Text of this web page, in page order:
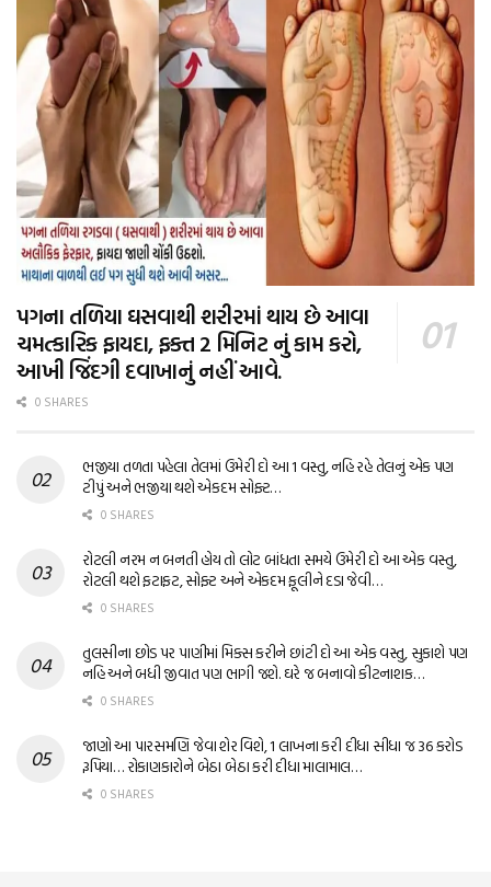
પગના તળિયા ઘસવાથી શરીરમાં થાય છે આવા
ચમત્કારિક ફાયદા, ફક્ત 2 મિનિટ નું કામ કરો,
આખી જિંદગી દવાખાનું નહીં આવે.
0 SHARES
ભજીયા તળતા પહેલા તેલમાં ઉમેરી દો આ 1 વસ્તુ, નહિ રહે તેલનું એક પણ
ટીપું અને ભજીયા થશે એકદમ સોફ્ટ…
0 SHARES
રોટલી નરમ ન બનતી હોય તો લોટ બાંધતા સમયે ઉમેરી દો આ એક વસ્તુ,
રોટલી થશે ફટાફટ, સોફ્ટ અને એકદમ ફૂલીને દડા જેવી…
0 SHARES
તુલસીના છોડ પર પાણીમાં મિક્સ કરીને છાંટી દો આ એક વસ્તુ, સુકાશે પણ
નહિ અને બધી જીવાત પણ ભાગી જશે. ઘરે જ બનાવો કીટનાશક…
0 SHARES
જાણો આ પારસમણિ જેવા શેર વિશે, 1 લાખના કરી દીધા સીધા જ 36 કરોડ
રૂપિયા… રોકાણકારોને બેઠા બેઠા કરી દીધા માલામાલ…
0 SHARES